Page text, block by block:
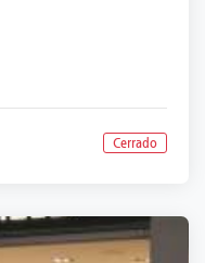
Cerrado